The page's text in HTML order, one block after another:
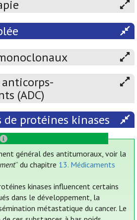
(ADC)
protéines kinases
général des antitumoraux, voir la
” du chapitre 13. Médicaments
kinases influencent certains
dans le développement, la
métastatique du cancer. Le